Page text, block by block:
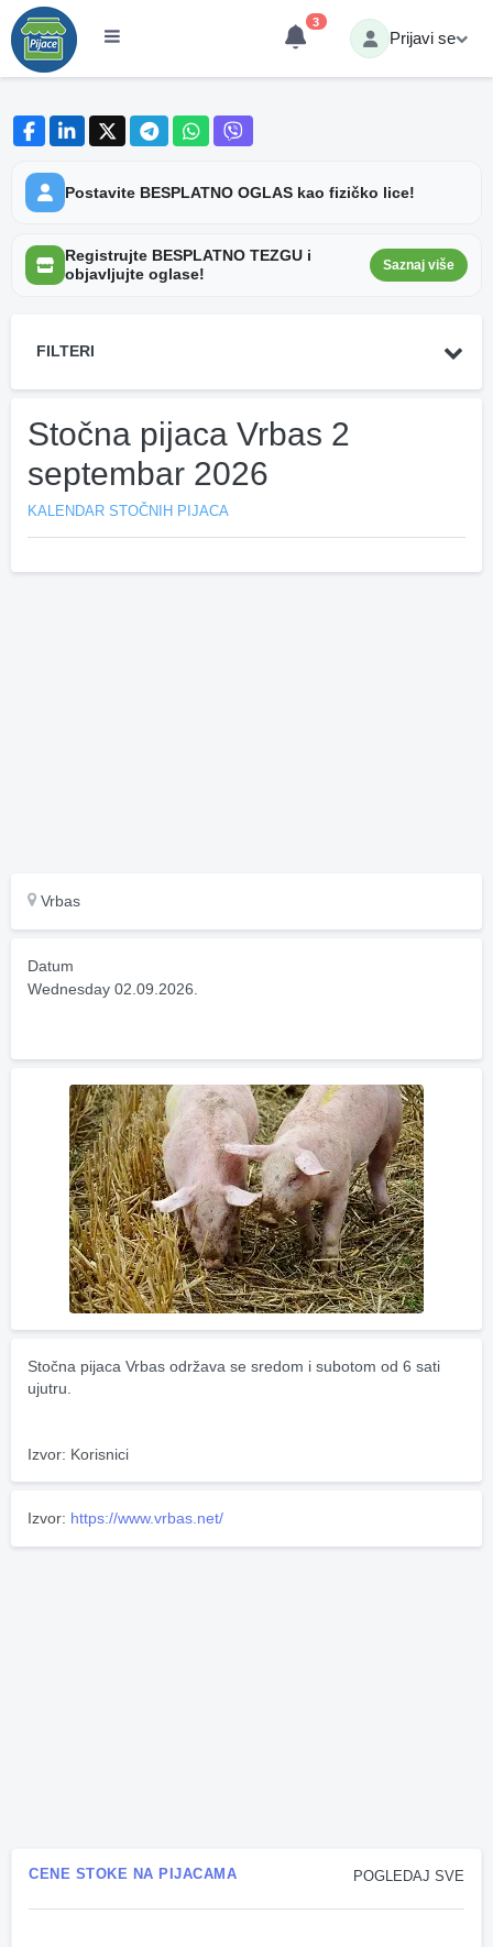
3
Prijavi se
Postavite BESPLATNO OGLAS kao fizičko lice!
Registrujte BESPLATNO TEZGU i
objavljujte oglase!
Saznaj više
FILTERI
Stočna pijaca Vrbas 2
septembar 2026
KALENDAR STOČNIH PIJACA
Vrbas
Datum
Wednesday 02.09.2026.
Stočna pijaca Vrbas održava se sredom i subotom od 6 sati
ujutru.
Izvor: Korisnici
Izvor: https://www.vrbas.net/
POGLEDAJ SVE
CENE STOKE NA PIJACAMA